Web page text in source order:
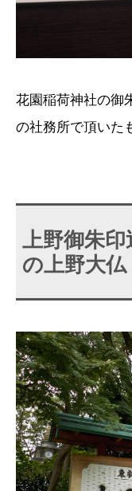
花園稲荷神社の御
の社務所で頂いた
上野御朱
の上野大仏